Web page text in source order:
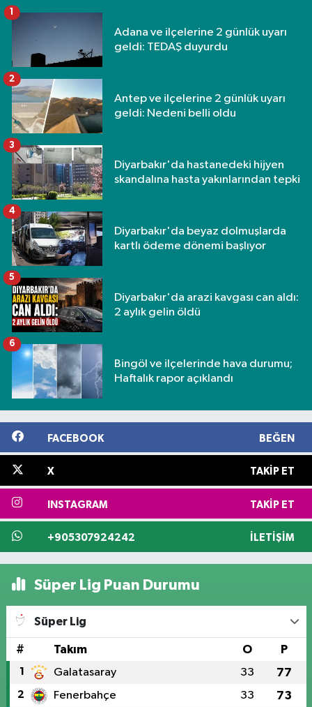
Adana ve ilçelerine 2 günlük uyarı
geldi: TEDAŞ duyurdu
1
Antep ve ilçelerine 2 günlük uyarı
geldi: Nedeni belli oldu
2
Diyarbakır'da hastanedeki hijyen
skandalına hasta yakınlarından tepki
3
Diyarbakır'da beyaz dolmuşlarda
kartlı ödeme dönemi başlıyor
4
Diyarbakır'da arazi kavgası can aldı:
2 aylık gelin öldü
5
Bingöl ve ilçelerinde hava durumu;
Haftalık rapor açıklandı
6
FACEBOOK BEĞEN
X TAKIP ET
INSTAGRAM TAKIP ET
+905307924242 İLETIŞIM
Süper Lig Puan Durumu
Süper Lig
# Takım O P
1 Galatasaray 33 77
2 Fenerbahçe 33 73